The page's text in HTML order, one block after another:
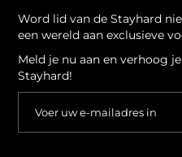
Word lid van de Stayhard
een wereld aan exclusieve
Meld je nu aan en verhoog
Stayhard!